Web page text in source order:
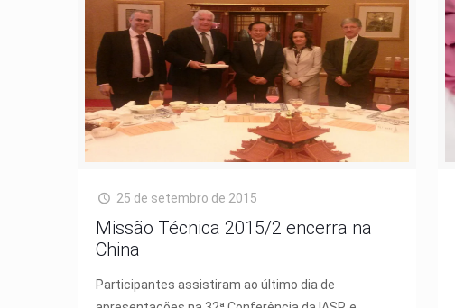
25 de setembro de 2015
Missão Técnica 2015/2 encerra na
China
Participantes assistiram ao último dia de